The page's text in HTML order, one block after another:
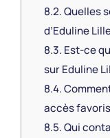
8.2.Quelles
d’Eduline
8.3. Est-ce
sur Eduline
8.4.
accès
8.5.Qui